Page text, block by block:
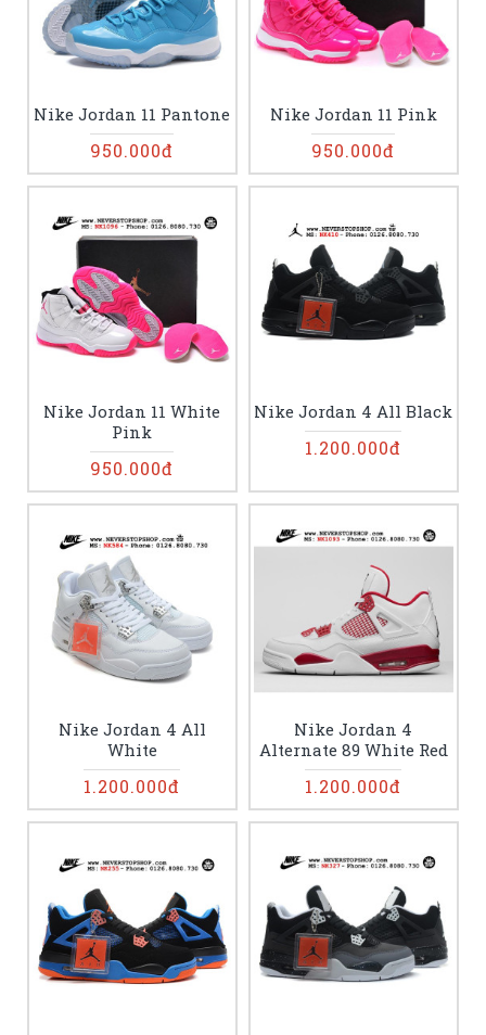
Nike Jordan 11 Pantone
950.000đ
Nike Jordan 11 Pink
950.000đ
Nike Jordan 11 White
Pink
950.000đ
Nike Jordan 4 All Black
1.200.000đ
Nike Jordan 4 All
White
1.200.000đ
Nike Jordan 4
Alternate 89 White Red
1.200.000đ